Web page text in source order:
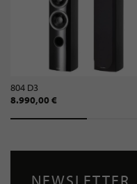
804 D3
8.990,00 €